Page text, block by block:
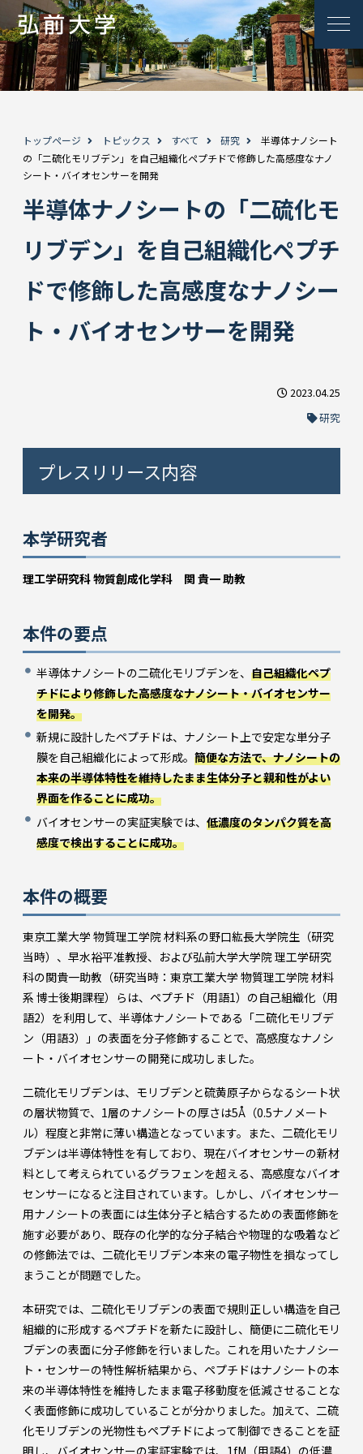
トップページ トピックス すべて 研究
半導体ナノシート
の「二硫化モリブデン」を自己組織化ペプチドで修飾した高感度なナノ
シート・バイオセンサーを開発
半導体ナノシートの「二硫化モ
リブデン」を自己組織化ペプチ
ドで修飾した高感度なナノシー
ト・バイオセンサーを開発
2023.04.25
研究
プレスリリース内容
本学研究者
理工学研究科 物質創成化学科 関 貴一 助教
本件の要点
半導体ナノシートの二硫化モリブデンを、 自己組織化ペプ
チドにより修飾した高感度なナノシート・バイオセンサー
を開発。
新規に設計したペプチドは、ナノシート上で安定な単分子
膜を自己組織化によって形成。 簡便な方法で、ナノシートの
本来の半導体特性を維持したまま生体分子と親和性がよい
界面を作ることに成功。
バイオセンサーの実証実験では、 低濃度のタンパク質を高
感度で検出することに成功。
本件の概要
東京工業大学 物質理工学院 材料系の野口紘長大学院生（研究
当時）、早水裕平准教授、および弘前大学大学院 理工学研究
科の関貴一助教（研究当時：東京工業大学 物質理工学院 材料
系 博士後期課程）らは、ペプチド（用語1）の自己組織化（用
語2）を利用して、半導体ナノシートである「二硫化モリブデ
ン（用語3）」の表面を分子修飾することで、高感度なナノシ
ート・バイオセンサーの開発に成功しました。
二硫化モリブデンは、モリブデンと硫黄原子からなるシート状
の層状物質で、1層のナノシートの厚さは5Å（0.5ナノメート
ル）程度と非常に薄い構造となっています。また、二硫化モリ
ブデンは半導体特性を有しており、現在バイオセンサーの新材
料として考えられているグラフェンを超える、高感度なバイオ
センサーになると注目されています。しかし、バイオセンサー
用ナノシートの表面には生体分子と結合するための表面修飾を
施す必要があり、既存の化学的な分子結合や物理的な吸着など
の修飾法では、二硫化モリブデン本来の電子物性を損なってし
まうことが問題でした。
本研究では、二硫化モリブデンの表面で規則正しい構造を自己
組織的に形成するペプチドを新たに設計し、簡便に二硫化モリ
ブデンの表面に分子修飾を行いました。これを用いたナノシー
ト・センサーの特性解析結果から、ペプチドはナノシートの本
来の半導体特性を維持したまま電子移動度を低減させることな
く表面修飾に成功していることが分かりました。加えて、二硫
化モリブデンの光物性もペプチドによって制御できることを証
明し、バイオセンサーの実証実験では、1fM（用語4）の低濃